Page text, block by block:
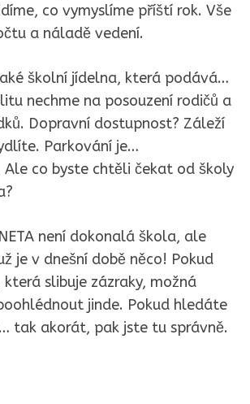
co vymyslíme příští rok. Vše
a náladě vedení.
školní jídelna, která podává…
nechme na posouzení rodičů a
Dopravní dostupnost? Záleží
Parkování je…
Ale co byste chtěli čekat od školy
není dokonalá škola, ale
je v dnešní době něco! Pokud
slibuje zázraky, možná
jinde. Pokud hledáte
tak akorát, pak jste tu správně.